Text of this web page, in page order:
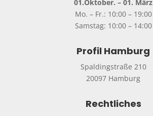
01.Oktober. – 01. März
Mo. – Fr.: 10:00 – 19:00
Samstag: 10:00 – 14:00
Profil Hamburg
Spaldingstraße 210
20097 Hamburg
Rechtliches